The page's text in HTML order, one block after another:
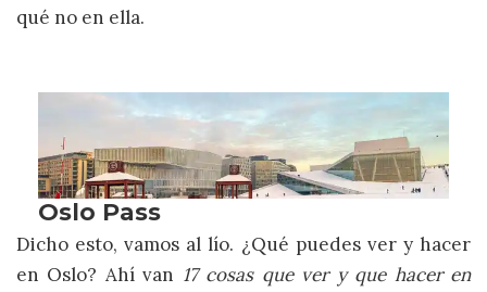
qué no en ella.
Dicho esto, vamos al lío. ¿Qué puedes ver y hacer
en Oslo? Ahí van 17 cosas que ver y que hacer en